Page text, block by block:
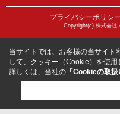
プライバシーポリシー
Copyright(c) 株式会社
当サイトでは、お客様の当サイト
して、クッキー（Cookie）を使用
詳しくは、当社の 「Cookieの取扱